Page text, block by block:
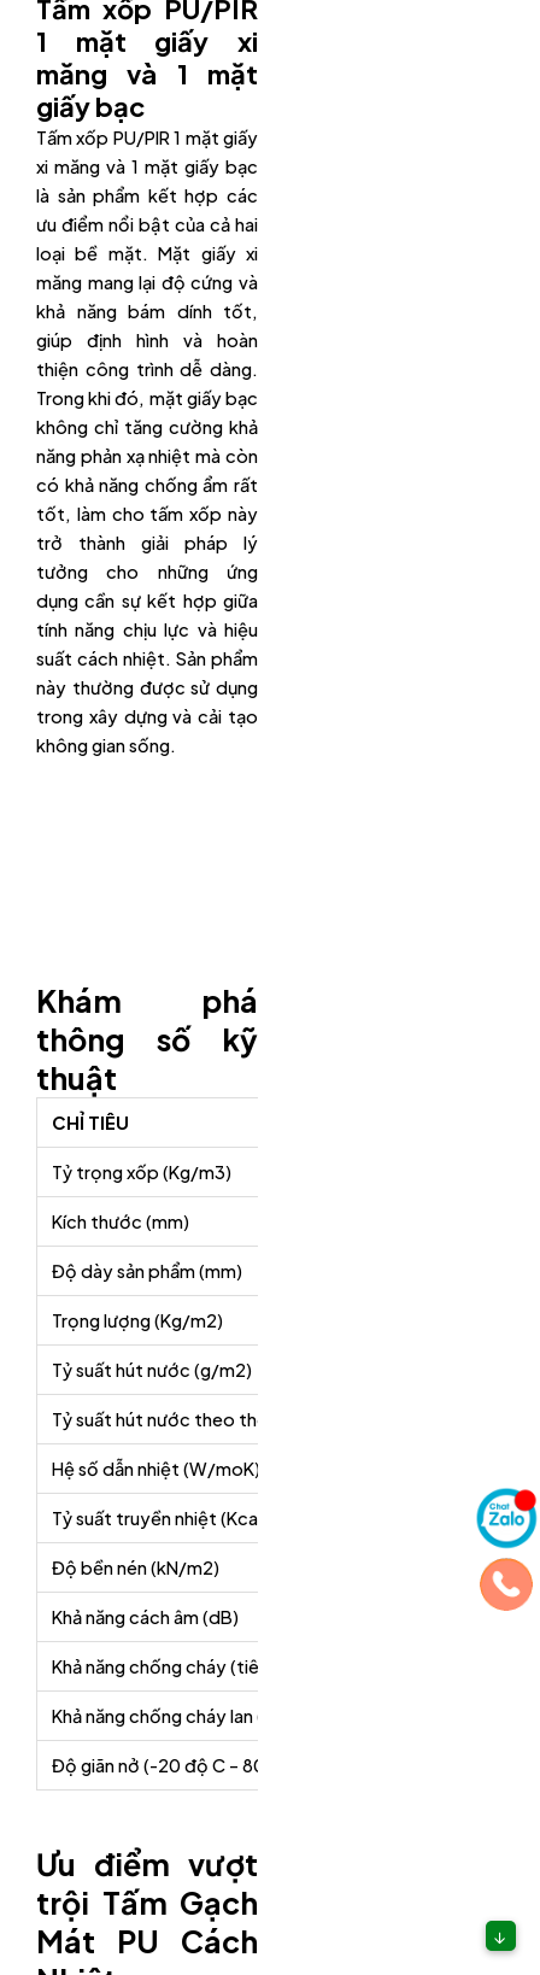
Tấm xốp PU/PIR
1 mặt giấy xi
măng và 1 mặt
giấy bạc
Tấm xốp PU/PIR 1 mặt giấy
xi măng và 1 mặt giấy bạc
là sản phẩm kết hợp các
ưu điểm nổi bật của cả hai
loại bề mặt. Mặt giấy xi
măng mang lại độ cứng và
khả năng bám dính tốt,
giúp định hình và hoàn
thiện công trình dễ dàng.
Trong khi đó, mặt giấy bạc
không chỉ tăng cường khả
năng phản xạ nhiệt mà còn
có khả năng chống ẩm rất
tốt, làm cho tấm xốp này
trở thành giải pháp lý
tưởng cho những ứng
dụng cần sự kết hợp giữa
tính năng chịu lực và hiệu
suất cách nhiệt. Sản phẩm
này thường được sử dụng
trong xây dựng và cải tạo
không gian sống.
Khám phá
thông số kỹ
thuật
CHỈ TIÊU
Tỷ trọng xốp (Kg/m3)
Kích thước (mm)
Độ dày sản phẩm (mm)
Trọng lượng (Kg/m2)
Tỷ suất hút nước (g/m2)
Tỷ suất hút nước theo thể tích (%V)
Hệ số dẫn nhiệt (W/moK)
Tỷ suất truyền nhiệt (Kcal/m.h.0C) 0,0182
Độ bền nén (kN/m2) ≥
Khả năng cách âm (dB) ≥ 23,08
Khả năng chống cháy (tiêu chuẩn Mỹ)
Khả năng chống cháy lan (tiêu chuẩn Đức)
Độ giãn nở (-20 độ C – 80 độ C)
Ưu điểm vượt
trội Tấm Gạch
Mát PU Cách
↓